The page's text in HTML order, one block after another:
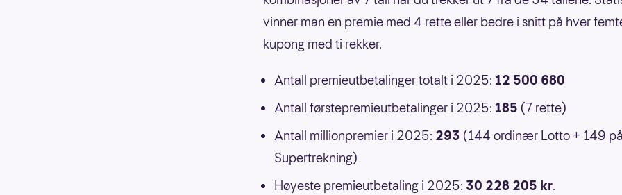
vinner man en premie med 4 rette eller bedre i snitt på hver
kupong med ti rekker.
Antall premieutbetalinger totalt i 2025: 12 500 680
Antall førstepremieutbetalinger i 2025: 185 (7 rette)
Antall millionpremier i 2025: 293 (144 ordinær Lotto + 149
Supertrekning)
Høyeste premieutbetaling i 2025: 30 228 205 kr.